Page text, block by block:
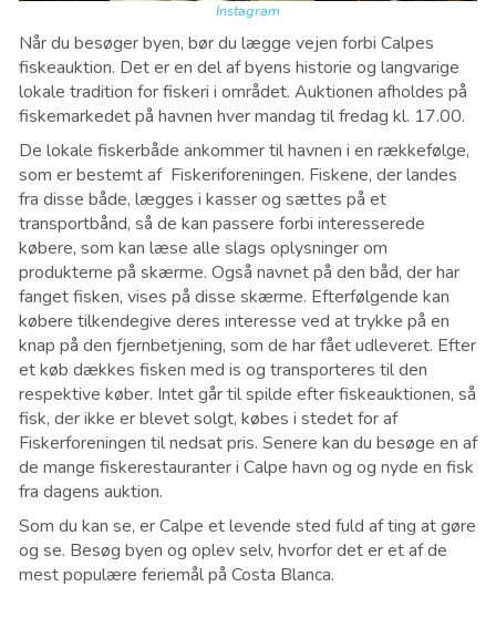
Instagram
Når du besøger byen, bør du lægge vejen forbi Calpes
fiskeauktion. Det er en del af byens historie og langvarige
lokale tradition for fiskeri i området. Auktionen afholdes på
fiskemarkedet på havnen hver mandag til fredag ​​kl. 17.00.
De lokale fiskerbåde ankommer til havnen i en rækkefølge,
som er bestemt af Fiskeriforeningen. Fiskene, der landes
fra disse både, lægges i kasser og sættes på et
transportbånd, så de kan passere forbi interesserede
købere, som kan læse alle slags oplysninger om
produkterne på skærme. Også navnet på den båd, der har
fanget fisken, vises på disse skærme. Efterfølgende kan
købere tilkendegive deres interesse ved at trykke på en
knap på den fjernbetjening, som de har fået udleveret. Efter
et køb dækkes fisken med is og transporteres til den
respektive køber. Intet går til spilde efter fiskeauktionen, så
fisk, der ikke er blevet solgt, købes i stedet for af
Fiskerforeningen til nedsat pris. Senere kan du besøge en af
de mange fiskerestauranter i Calpe havn og og nyde en fisk
fra dagens auktion.
Som du kan se, er Calpe et levende sted fuld af ting at gøre
og se. Besøg byen og oplev selv, hvorfor det er et af de
mest populære feriemål på Costa Blanca.